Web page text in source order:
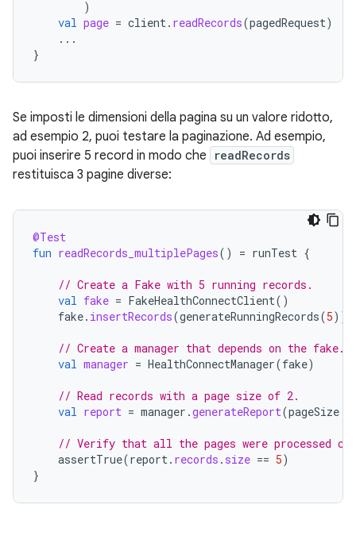
)
val page = client. readRecords(pagedRequest)
...
}
Se imposti le dimensioni della pagina su un valore ridotto,
ad esempio 2, puoi testare la paginazione. Ad esempio,
puoi inserire 5 record in modo che
readRecords
restituisca 3 pagine diverse:
@Test
fun readRecords_multiplePages() = runTest {
// Create a Fake with 5 running records.
val fake = FakeHealthConnectClient()
fake. insertRecords(generateRunningRecords(5))
// Create a manager that depends on the fake.
val manager = HealthConnectManager(fake)
// Read records with a page size of 2.
val report = manager .generateReport(pageSize
// Verify that all the pages were processed
assertTrue(report. records . size == 5)
}